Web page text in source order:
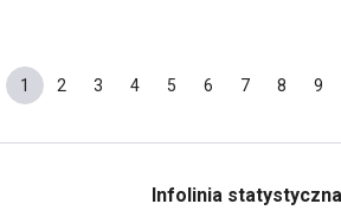
strona
Bieżąca strona
1
Strona
2
Strona
3
Strona
4
Strona
5
Strona
6
Strona
7
Strona
8 9
Infolinia statystyczna